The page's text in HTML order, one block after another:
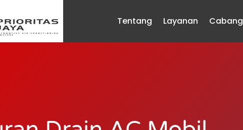
Tentang Layanan Cabang